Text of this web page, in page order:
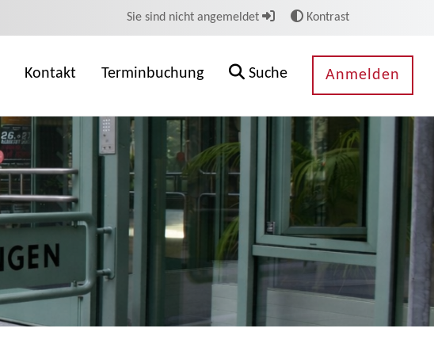
Sie sind nicht angemeldet Kontrast
Kontakt Terminbuchung Suche Anmelden